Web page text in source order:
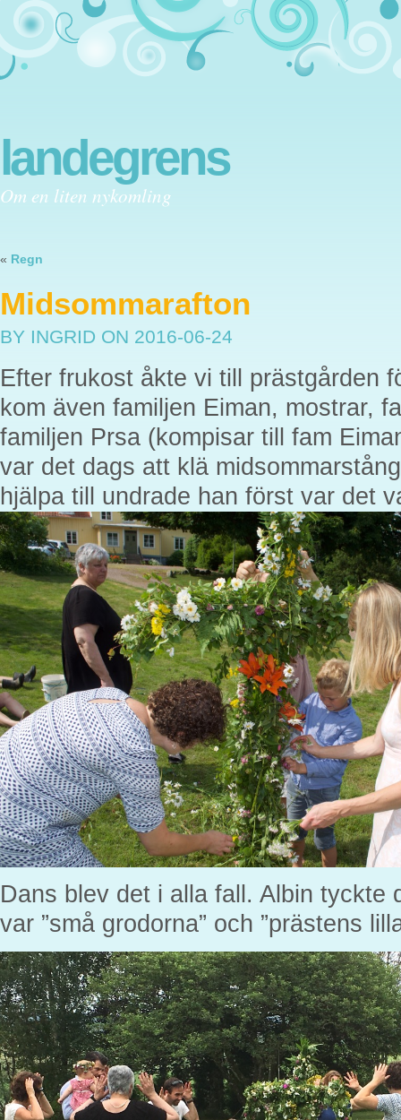
landegrens
Om en liten nykomling
« Regn
Midsommarafton
BY INGRID ON 2016-06-24
Efter frukost åkte vi till prästgården
kom även familjen Eiman, mostrar,
familjen Prsa (kompisar till fam
var det dags att klä
hjälpa till undrade han först var det
Dans blev det i alla fall. Albin tyckte
var ”små grodorna” och ”prästens